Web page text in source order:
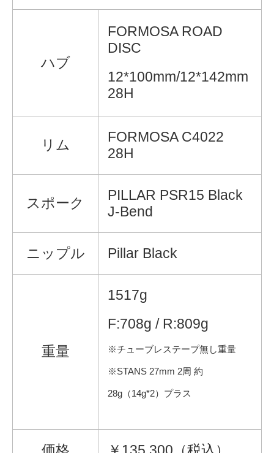
ハブ
FORMOSA ROAD
DISC
12*100mm/12*142mm
28H
リム
FORMOSA C4022
28H
スポーク
PILLAR PSR15 Black
J-Bend
ニップル Pillar Black
重量
1517g
F:708g / R:809g
※チューブレステープ無し重量
※STANS 27mm 2周 約
28g（14g*2）プラス